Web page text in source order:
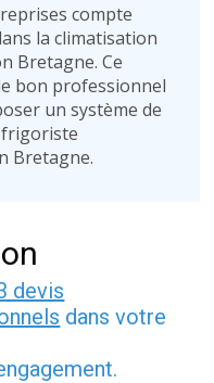
compte
la climatisation
Bretagne. Ce
bon professionnel
un système de
frigoriste
Bretagne.
devis
dans votre